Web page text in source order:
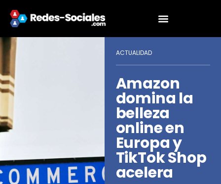
ACTUALIDAD
Amazon
domina la
belleza
online en
Europa y
TikTok Shop
acelera